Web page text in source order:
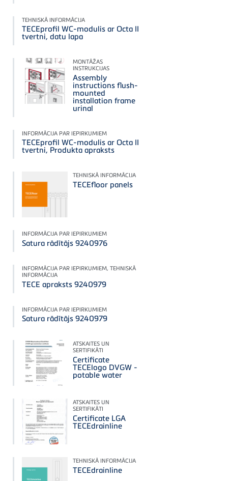
TEHNISKĀ INFORMĀCIJA
TECEprofil WC-modulis ar Octa II
tvertni, datu lapa
MONTĀŽAS
INSTRUKCIJAS
Assembly
instructions flush-
mounted
installation frame
urinal
INFORMĀCIJA PAR IEPIRKUMIEM
TECEprofil WC-modulis ar Octa II
tvertni, Produkta apraksts
TEHNISKĀ INFORMĀCIJA
TECEfloor panels
INFORMĀCIJA PAR IEPIRKUMIEM
Satura rādītājs 9240976
INFORMĀCIJA PAR IEPIRKUMIEM, TEHNISKĀ
INFORMĀCIJA
TECE apraksts 9240979
INFORMĀCIJA PAR IEPIRKUMIEM
Satura rādītājs 9240979
ATSKAITES UN
SERTIFIKĀTI
Certificate
TECElogo DVGW -
potable water
ATSKAITES UN
SERTIFIKĀTI
Certificate LGA
TECEdrainline
TEHNISKĀ INFORMĀCIJA
TECEdrainline